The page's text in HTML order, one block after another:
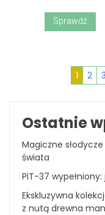
Sprawdź
1 2 3
Ostatnie
Magiczne
świata
PIT-37 wypełniony:
Ekskluzywna
z nutą drewna